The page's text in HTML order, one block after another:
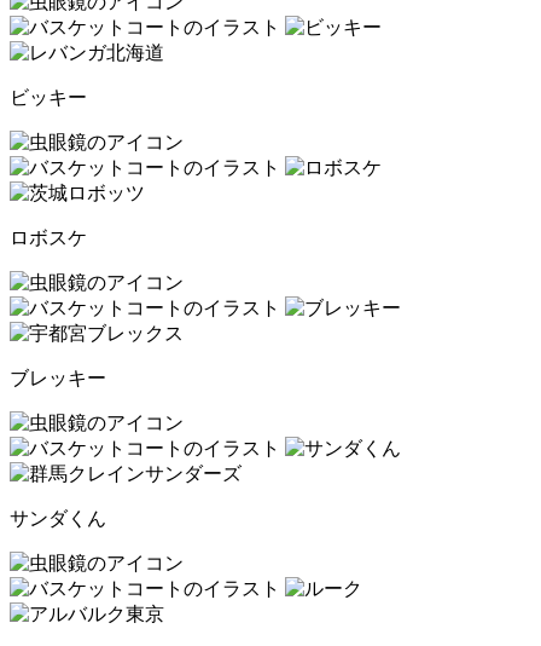
ビッキー
ロボスケ
ブレッキー
サンダくん